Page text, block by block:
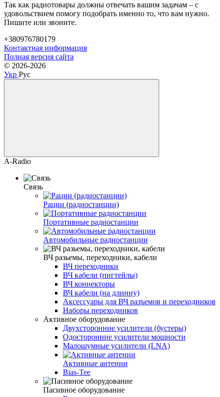
Так как радиотовары должны отвечать вашим задачам – с
удовольствием помогу подобрать именно то, что вам нужно.
Пишите или звоните.
+380976780179
Контактная информация
Полная версия сайта
© 2026-2026
Укр Рус
A-Radio
Связь
Рации (радиостанции)
Портативные радиостанции
Автомобильные радиостанции
ВЧ разьемы, переходники, кабели
ВЧ переходники
ВЧ кабели (пигтейлы)
ВЧ коннекторы
ВЧ кабели (на длинну)
Аксессуары для ВЧ разъемов и переходников
Наборы переходников
Активное оборудование
Двухсторонние усилители (бустеры)
Одосторонние усилители мощности
Малошумные усилители (LNA)
Активные антенни
Bias-Tee
Пасивное оборудование